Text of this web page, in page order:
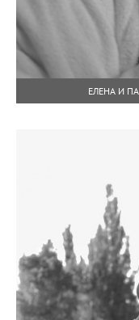
ЕЛЕНА И